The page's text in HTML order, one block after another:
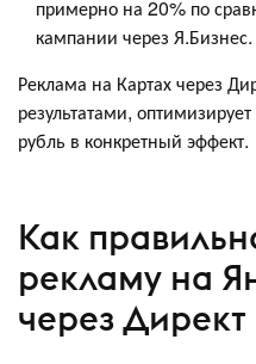
примерно на 20% по
кампании через Я.Бизнес.
Реклама на Картах через
результатами,
рубль в конкретный эффект.
Как
рекламу на
через Директ